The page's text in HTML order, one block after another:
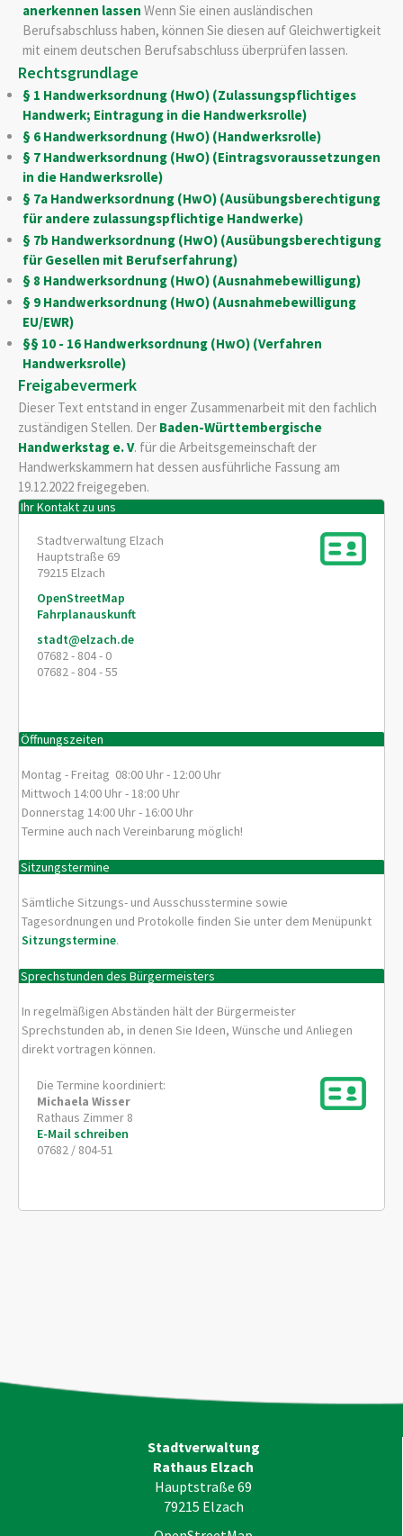
anerkennen lassen Wenn Sie einen ausländischen
Berufsabschluss haben, können Sie diesen auf Gleichwertigkeit
mit einem deutschen Berufsabschluss überprüfen lassen.
Rechtsgrundlage
§ 1 Handwerksordnung (HwO) (Zulassungspflichtiges
Handwerk; Eintragung in die Handwerksrolle)
§ 6 Handwerksordnung (HwO) (Handwerksrolle)
§ 7 Handwerksordnung (HwO) (Eintragsvoraussetzungen
in die Handwerksrolle)
§ 7a Handwerksordnung (HwO) (Ausübungsberechtigung
für andere zulassungspflichtige Handwerke)
§ 7b Handwerksordnung (HwO) (Ausübungsberechtigung
für Gesellen mit Berufserfahrung)
§ 8 Handwerksordnung (HwO) (Ausnahmebewilligung)
§ 9 Handwerksordnung (HwO) (Ausnahmebewilligung
EU/EWR)
§§ 10 - 16 Handwerksordnung (HwO) (Verfahren
Handwerksrolle)
Freigabevermerk
Dieser Text entstand in enger Zusammenarbeit mit den fachlich
zuständigen Stellen. Der Baden-Württembergische
Handwerkstag e. V. für die Arbeitsgemeinschaft der
Handwerkskammern hat dessen ausführliche Fassung am
19.12.2022 freigegeben.
Ihr Kontakt zu uns
Stadtverwaltung Elzach
Hauptstraße 69
79215 Elzach
OpenStreetMap
Fahrplanauskunft
stadt@elzach.de
07682 - 804 - 0
07682 - 804 - 55
Öffnungszeiten
Montag - Freitag 08:00 Uhr - 12:00 Uhr
Mittwoch 14:00 Uhr - 18:00 Uhr
Donnerstag 14:00 Uhr - 16:00 Uhr
Termine auch nach Vereinbarung möglich!
Sitzungstermine
Sämtliche Sitzungs- und Ausschusstermine sowie
Tagesordnungen und Protokolle finden Sie unter dem Menüpunkt
Sitzungstermine.
Sprechstunden des Bürgermeisters
In regelmäßigen Abständen hält der Bürgermeister
Sprechstunden ab, in denen Sie Ideen, Wünsche und Anliegen
direkt vortragen können.
Die Termine koordiniert:
Michaela Wisser
Rathaus Zimmer 8
E-Mail schreiben
07682 / 804-51
Stadtverwaltung
Rathaus Elzach
Hauptstraße 69
79215 Elzach